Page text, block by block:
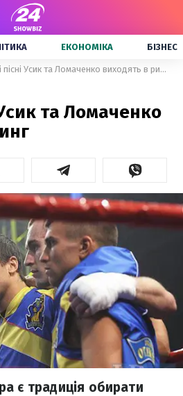
ЕКОНОМІКА БІЗНЕС
Під які пісні Усик та Ломаченко виходять в ринг
Усик та Ломаченко
є традиція обирати